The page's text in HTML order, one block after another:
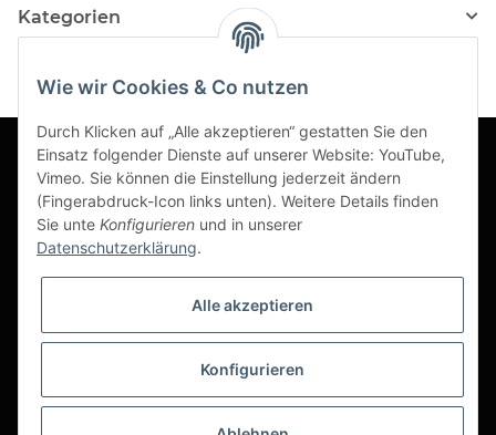
Kategorien
Informationen
Gesetzliche Informationen
Wie wir Cookies & Co nutzen
Durch Klicken auf „Alle akzeptieren“ gestatten Sie den
Einsatz folgender Dienste auf unserer Website: YouTube,
Vimeo. Sie können die Einstellung jederzeit ändern
(Fingerabdruck-Icon links unten). Weitere Details finden
Sie unte Konfigurieren und in unserer
Datenschutzerklärung.
Alle akzeptieren
Konfigurieren